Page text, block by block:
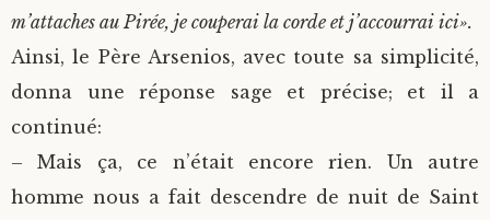
m’attaches au Pirée, je couperai la corde et j’accourrai ici».
Ainsi, le Père Arsenios, avec toute sa simplicité,
donna une réponse sage et précise; et il a
continué:
– Mais ça, ce n’était encore rien. Un autre
homme nous a fait descendre de nuit de Saint